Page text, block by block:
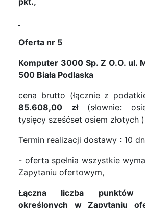
Oferta nr 5
Komputer 3000 Sp. Z O.O. ul.
500 Biała Podlaska
cena brutto (łącznie z
85.608,00 zł (słownie:
tysięcy sześćset osiem złotych
Termin realizacji dostawy : 10
- oferta spełnia wszystkie
Zapytaniu ofertowym,
Łączna liczba punktów
określonych w Zapytaniu